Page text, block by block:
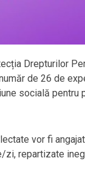
Drepturilor
de 26 de
socială
vor fi
zi, repartizate